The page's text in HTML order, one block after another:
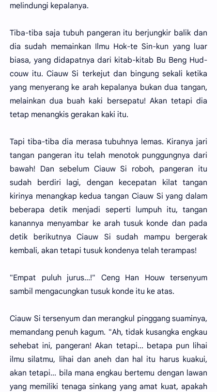
melindungi kepalanya.
Tiba-tiba saja tubuh pangeran itu berjungkir balik dan
dia sudah memainkan Ilmu Hok-te Sin-kun yang luar
biasa, yang didapatnya dari kitab-kitab Bu Beng Hud-
couw itu. Ciauw Si terkejut dan bingung sekali ketika
yang menyerang ke arah kepalanya bukan dua tangan,
melainkan dua buah kaki bersepatu! Akan tetapi dia
tetap menangkis gerakan kaki itu.
Tapi tiba-tiba dia merasa tubuhnya lemas. Kiranya jari
tangan pangeran itu telah menotok punggungnya dari
bawah! Dan sebelum Ciauw Si roboh, pangeran itu
sudah berdiri lagi, dengan kecepatan kilat tangan
kirinya menangkap kedua tangan Ciauw Si yang dalam
beberapa detik menjadi seperti lumpuh itu, tangan
kanannya menyambar ke arah tusuk konde dan pada
detik berikutnya Ciauw Si sudah mampu bergerak
kembali, akan tetapi tusuk kondenya telah terampas!
"Empat puluh jurus...!" Ceng Han Houw tersenyum
sambil mengacungkan tusuk konde itu ke atas.
Ciauw Si tersenyum dan merangkul pinggang suaminya,
memandang penuh kagum. "Ah, tidak kusangka engkau
sehebat ini, pangeran! Akan tetapi... betapa pun lihai
ilmu silatmu, lihai dan aneh dan hal itu harus kuakui,
akan tetapi... bila mana engkau bertemu dengan lawan
yang memiliki tenaga sinkang yang amat kuat, apakah